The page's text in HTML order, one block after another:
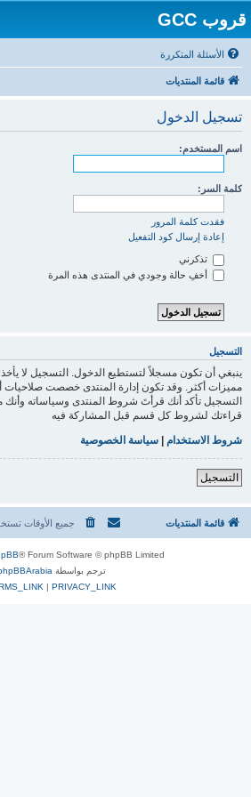
قروب GCC
الأسئلة المتكررة
قائمة المنتديات
تسجيل الدخول
اسم المستخدم:
كلمة السر:
فقدت كلمة المرور
إعادة إرسال كود التفعيل
تذكرني
أخفِ حالة وجودي في المنتدى هذه المرة
التسجيل
ينبغي أن تكون مسجلاً لتستطيع الدخول. التسجيل لا
مميزات أكثر. وقد تكون إدارة المنتدى خصصت صلاحيات
التسجيل تأكد أنك قرأتَ شروط المنتدى وسياساته وأنك
قراءتك لشروط كل قسم قبل المشاركة فيه
شروط الاستخدام | سياسة الخصوصية
التسجيل
قائمة المنتديات جميع الأوقات
® Forum Software © phpBB Limited
ترجم بواسطة
PRIVACY_LINK
|